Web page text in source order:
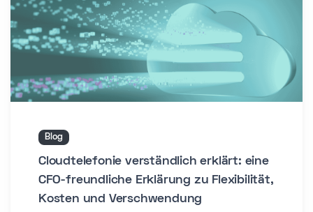
Blog
Cloudtelefonie verständlich erklärt: eine
CFO-freundliche Erklärung zu Flexibilität,
Kosten und Verschwendung